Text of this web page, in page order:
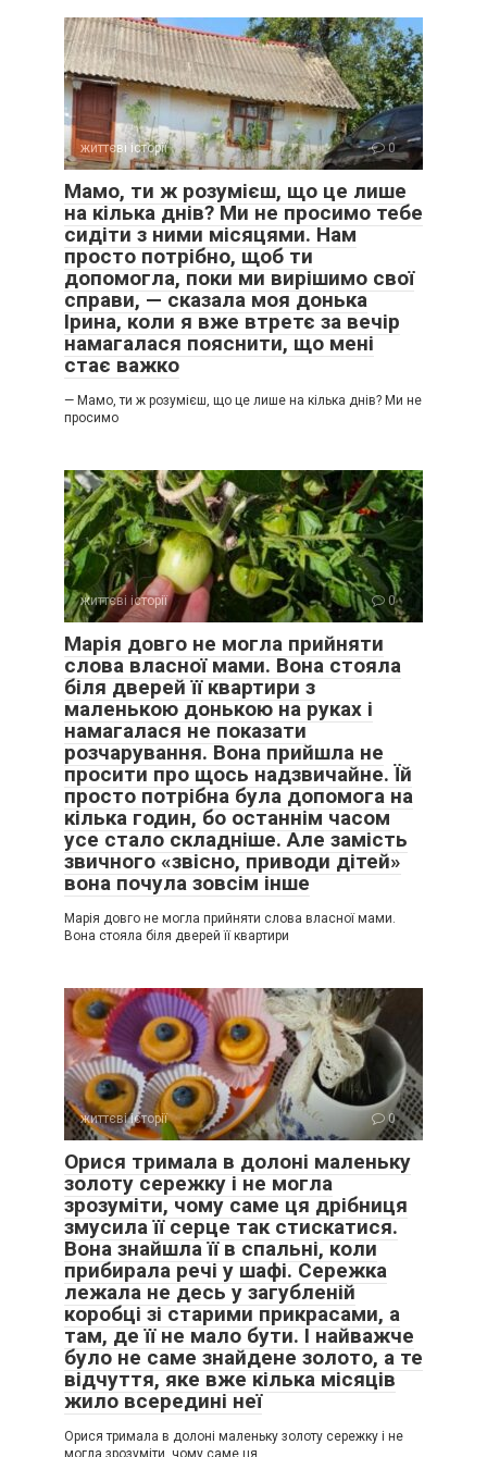
життєві історії 0
Мамо, ти ж розумієш, що це лише
на кілька днів? Ми не просимо тебе
сидіти з ними місяцями. Нам
просто потрібно, щоб ти
допомогла, поки ми вирішимо свої
справи, — сказала моя донька
Ірина, коли я вже втретє за вечір
намагалася пояснити, що мені
стає важко
— Мамо, ти ж розумієш, що це лише на кілька днів? Ми не
просимо
життєві історії 0
Марія довго не могла прийняти
слова власної мами. Вона стояла
біля дверей її квартири з
маленькою донькою на руках і
намагалася не показати
розчарування. Вона прийшла не
просити про щось надзвичайне. Їй
просто потрібна була допомога на
кілька годин, бо останнім часом
усе стало складніше. Але замість
звичного «звісно, приводи дітей»
вона почула зовсім інше
Марія довго не могла прийняти слова власної мами.
Вона стояла біля дверей її квартири
життєві історії 0
Орися тримала в долоні маленьку
золоту сережку і не могла
зрозуміти, чому саме ця дрібниця
змусила її серце так стискатися.
Вона знайшла її в спальні, коли
прибирала речі у шафі. Сережка
лежала не десь у загубленій
коробці зі старими прикрасами, а
там, де її не мало бути. І найважче
було не саме знайдене золото, а те
відчуття, яке вже кілька місяців
жило всередині неї
Орися тримала в долоні маленьку золоту сережку і не